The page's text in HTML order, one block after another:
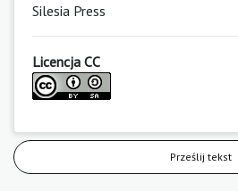
Silesia Press
Licencja CC
Prześlij tekst